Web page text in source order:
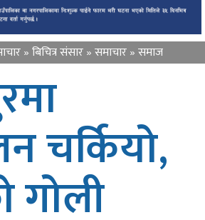
»बिचित्र संसार»समाचार»समाज
चर्कियो,
गोली